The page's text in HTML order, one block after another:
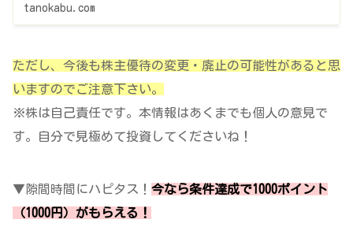
tanokabu.com
ただし、今後も株主優待の変更・廃止の可能性があると思
いますのでご注意下さい。
※株は自己責任です。本情報はあくまでも個人の意見で
す。自分で見極めて投資してくださいね！
▼隙間時間にハピタス！ 今なら条件達成で1000ポイント
（1000円）がもらえる！